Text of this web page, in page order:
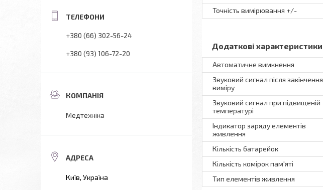
Точність вимірювання +/-
Додаткові характеристики
Автоматичне вимкнення
Звуковий сигнал після закінчення
виміру
Звуковий сигнал при підвищеній
температурі
Індикатор заряду елементів
живлення
Кількість батарейок
Кількість комірок пам'яті
Тип елементів живлення
+380 (66) 302-56-24
+380 (93) 106-72-20
Медтехніка
Київ, Україна